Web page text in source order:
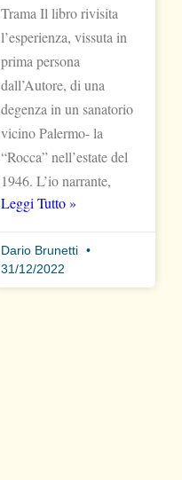
Trama Il libro rivisita
l’esperienza, vissuta in
prima persona
dall’Autore, di una
degenza in un sanatorio
vicino Palermo- la
“Rocca” nell’estate del
1946. L’io narrante,
Leggi Tutto »
Dario Brunetti
31/12/2022